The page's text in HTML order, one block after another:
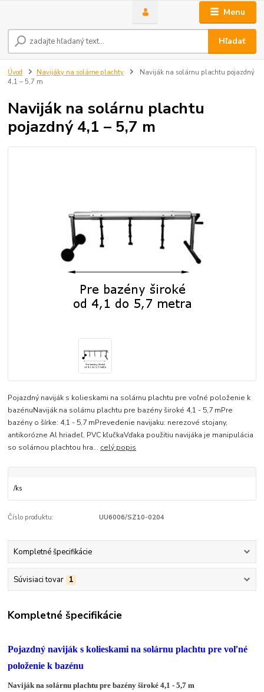
Menu
Hľadať
Úvod Navijáky na solárne plachty
Naviják na solárnu plachtu pojazdný
4,1 – 5,7 m
Naviják na solárnu plachtu
pojazdný 4,1 – 5,7 m
Pojazdný naviják s kolieskami na solárnu plachtu pre voľné položenie k
bazénuNaviják na solárnu plachtu pre bazény široké 4,1 - 5,7 mPre
bazény o šírke: 4,1 - 5,7 mPrevedenie navijaku: nerezové stojany,
antikorózne Al hriadeľ, PVC kľučkaVďaka použitiu navijáka je manipulácia
so solárnou plachtou hra... celý popis
/ks
Číslo produktu: UU6006/SZ10-0204
Kompletné špecifikácie
Súvisiaci tovar 1
Kompletné špecifikácie
Pojazdný naviják s kolieskami na solárnu plachtu pre voľné
položenie k bazénu
Naviják na solárnu plachtu pre bazény široké 4,1 - 5,7 m